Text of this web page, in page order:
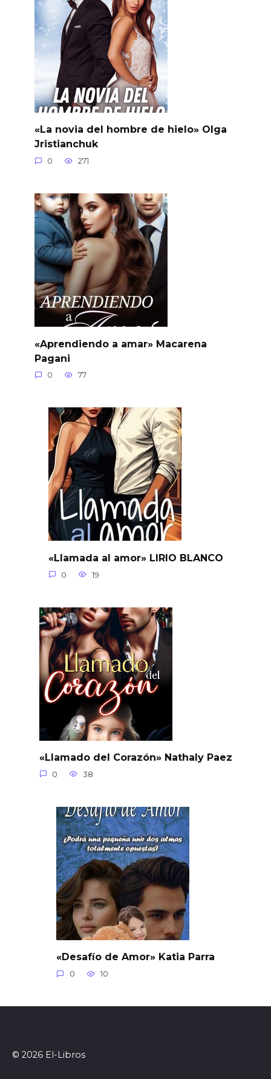
«La novia del hombre de hielo» Olga
Jristianchuk
0 271
«Aprendiendo a amar» Macarena
Pagani
0 77
«Llamada al amor» LIRIO BLANCO
0 19
«Llamado del Corazón» Nathaly Paez
0 38
«Desafío de Amor» Katia Parra
0 10
© 2026 El-Libros